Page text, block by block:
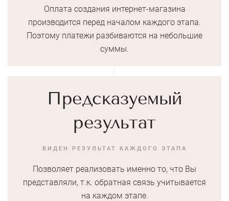
Оплата создания интернет-магазина
производится перед началом каждого этапа.
Поэтому платежи разбиваются на небольшие
суммы.
Предсказуемый
результат
ВИДЕН РЕЗУЛЬТАТ КАЖДОГО ЭТАПА
Позволяет реализовать именно то, что Вы
представляли, т.к. обратная связь учитывается
на каждом этапе.